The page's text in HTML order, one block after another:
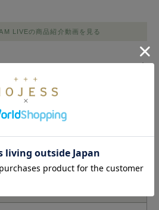
LIVEの商品紹介動画を見る